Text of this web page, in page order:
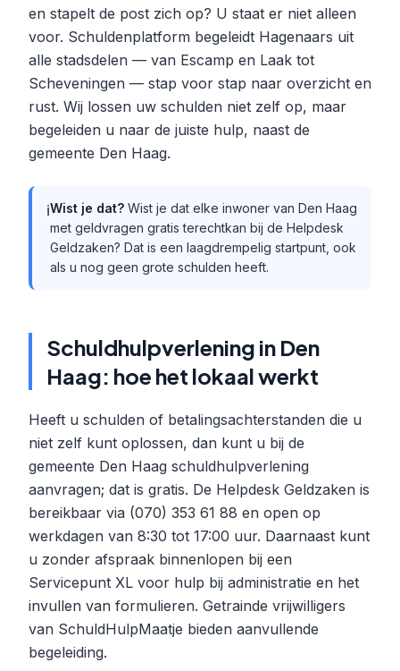
en stapelt de post zich op? U staat er niet alleen
voor. Schuldenplatform begeleidt Hagenaars uit
alle stadsdelen — van Escamp en Laak tot
Scheveningen — stap voor stap naar overzicht en
rust. Wij lossen uw schulden niet zelf op, maar
begeleiden u naar de juiste hulp, naast de
gemeente Den Haag.
ℹ️Wist je dat? Wist je dat elke inwoner van Den Haag
met geldvragen gratis terechtkan bij de Helpdesk
Geldzaken? Dat is een laagdrempelig startpunt, ook
als u nog geen grote schulden heeft.
Schuldhulpverlening in Den
Haag: hoe het lokaal werkt
Heeft u schulden of betalingsachterstanden die u
niet zelf kunt oplossen, dan kunt u bij de
gemeente Den Haag schuldhulpverlening
aanvragen; dat is gratis. De Helpdesk Geldzaken is
bereikbaar via (070) 353 61 88 en open op
werkdagen van 8:30 tot 17:00 uur. Daarnaast kunt
u zonder afspraak binnenlopen bij een
Servicepunt XL voor hulp bij administratie en het
invullen van formulieren. Getrainde vrijwilligers
van SchuldHulpMaatje bieden aanvullende
begeleiding.